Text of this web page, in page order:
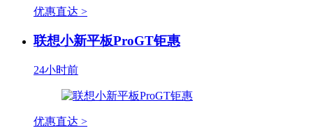
优惠直达 >
联想小新平板ProGT钜惠
24小时前
优惠直达 >